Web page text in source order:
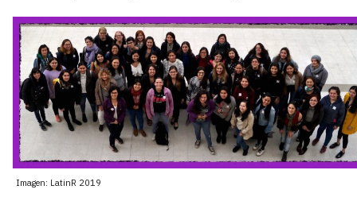
Imagen: LatinR 2019